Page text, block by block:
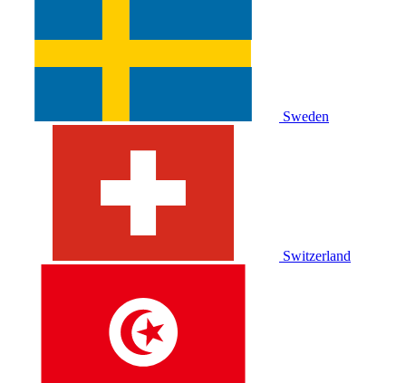
Sweden
Switzerland